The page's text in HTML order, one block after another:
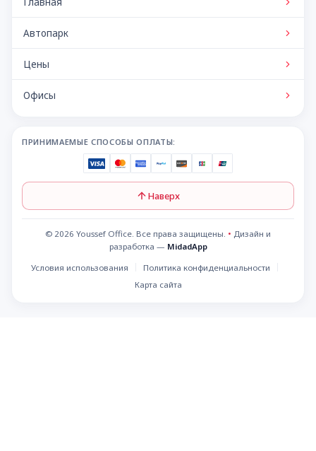
Автопарк
Цены
Офисы
ПРИНИМАЕМЫЕ СПОСОБЫ ОПЛАТЫ:
Наверх
© 2026 Youssef Office. Все права защищены. • Дизайн и
разработка — MidadApp
Условия использования
Политика конфиденциальности
Карта сайта